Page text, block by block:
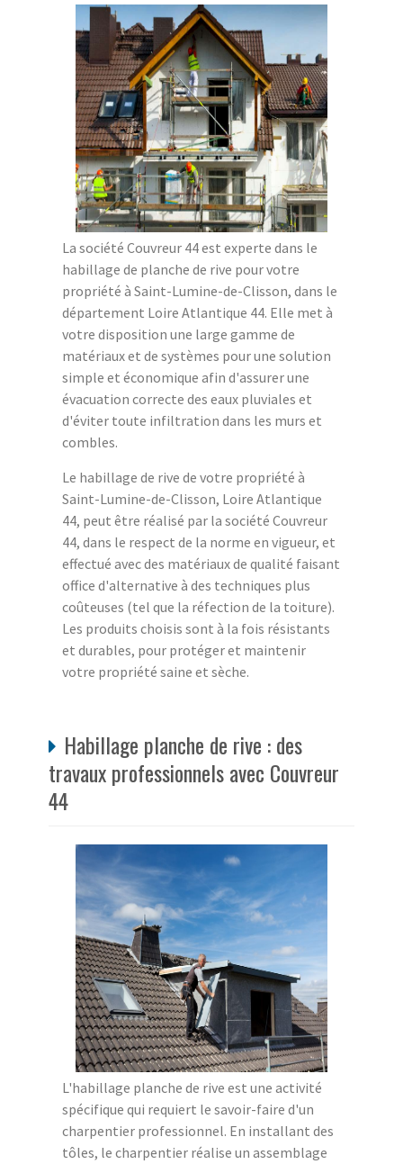
La société Couvreur 44 est experte dans le
habillage de planche de rive pour votre
propriété à Saint-Lumine-de-Clisson, dans le
département Loire Atlantique 44. Elle met à
votre disposition une large gamme de
matériaux et de systèmes pour une solution
simple et économique afin d'assurer une
évacuation correcte des eaux pluviales et
d'éviter toute infiltration dans les murs et
combles.
Le habillage de rive de votre propriété à
Saint-Lumine-de-Clisson, Loire Atlantique
44, peut être réalisé par la société Couvreur
44, dans le respect de la norme en vigueur, et
effectué avec des matériaux de qualité faisant
office d'alternative à des techniques plus
coûteuses (tel que la réfection de la toiture).
Les produits choisis sont à la fois résistants
et durables, pour protéger et maintenir
votre propriété saine et sèche.
Habillage planche de rive : des
travaux professionnels avec Couvreur
44
L'habillage planche de rive est une activité
spécifique qui requiert le savoir-faire d'un
charpentier professionnel. En installant des
tôles, le charpentier réalise un assemblage